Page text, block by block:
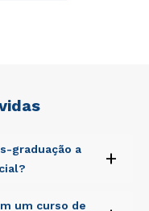
graduação a
+
natus error sit
um curso de